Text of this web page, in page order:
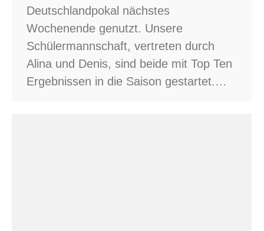
Deutschlandpokal nächstes
Wochenende genutzt. Unsere
Schülermannschaft, vertreten durch
Alina und Denis, sind beide mit Top Ten
Ergebnissen in die Saison gestartet.…